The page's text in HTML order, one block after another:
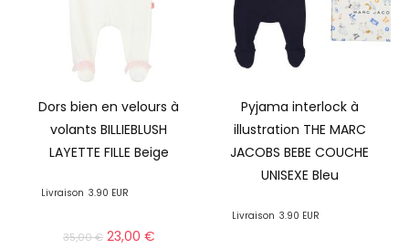
Dors bien en velours à
volants BILLIEBLUSH
LAYETTE FILLE Beige
Livraison 3.90 EUR
35,00€ 23,00 €
Pyjama interlock à
illustration THE MARC
JACOBS BEBE COUCHE
UNISEXE Bleu
Livraison 3.90 EUR